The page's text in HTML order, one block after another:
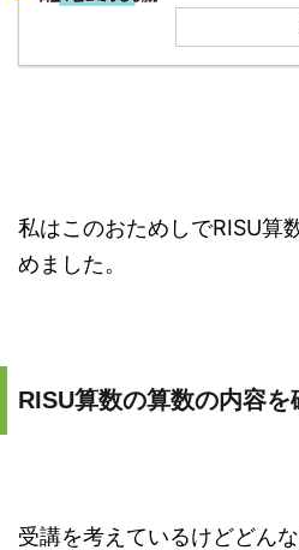
私はこのおためしでRISU算
めました。
RISU算数の算数の内容を
受講を考えているけどどん